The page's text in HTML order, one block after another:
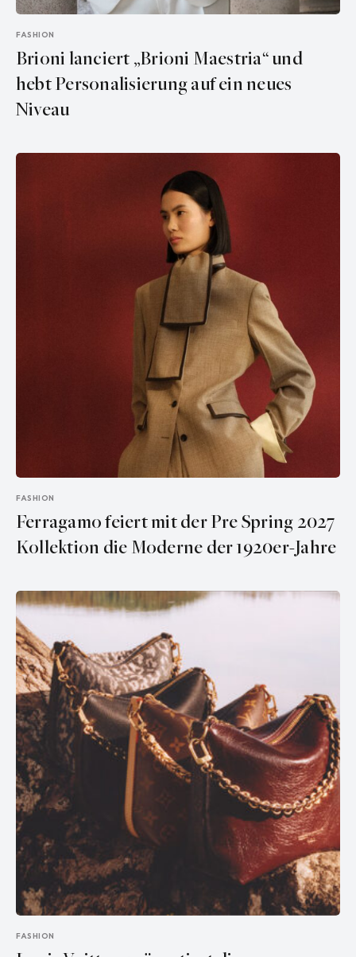
FASHION
Brioni lanciert „Brioni Maestria“ und
hebt Personalisierung auf ein neues
Niveau
FASHION
Ferragamo feiert mit der Pre Spring 2027
Kollektion die Moderne der 1920er-Jahre
FASHION